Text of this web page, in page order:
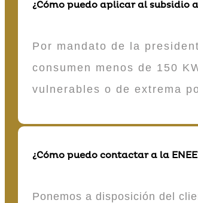
¿Cómo puedo aplicar al subsidio
Por mandato de la
consumen menos de 150
vulnerables o de extrema
¿Cómo puedo contactar a la
Ponemos a disposición del